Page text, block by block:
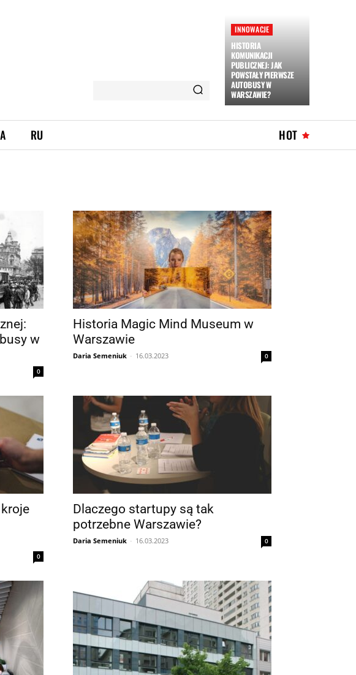
INNOWACJE
HISTORIA
KOMUNIKACJI
PUBLICZNEJ: JAK
POWSTAŁY PIERWSZE
AUTOBUSY W
WARSZAWIE?
RU HOT
w
0
Historia Magic Mind Museum w
Warszawie
Daria Semeniuk - 16.03.2023 0
0
Dlaczego startupy są tak
potrzebne Warszawie?
Daria Semeniuk - 16.03.2023 0